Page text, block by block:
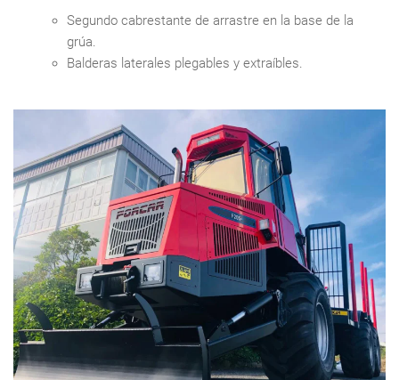
Segundo cabrestante de arrastre en la base de la
grúa.
Balderas laterales plegables y extraíbles.